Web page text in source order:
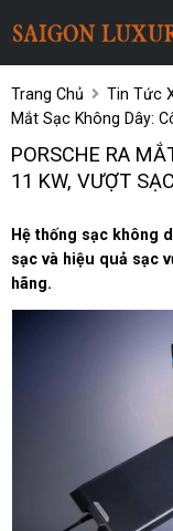
Trang Chủ Tin Tức
Mắt Sạc Không Dây:
PORSCHE RA
11 KW, VƯỢT
Hệ thống sạc không
sạc và hiệu quả sạc
hãng.